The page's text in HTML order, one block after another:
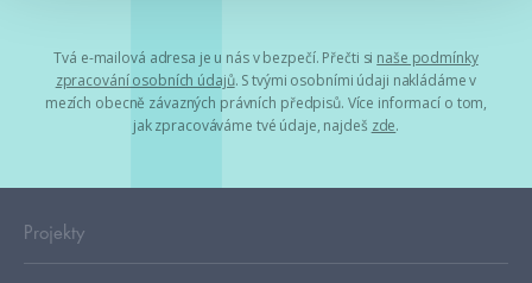
Tvá e-mailová adresa je u nás v bezpečí. Přečti si naše podmínky
zpracování osobních údajů. S tvými osobními údaji nakládáme v
mezích obecně závazných právních předpisů. Více informací o tom,
jak zpracováváme tvé údaje, najdeš zde.
Projekty